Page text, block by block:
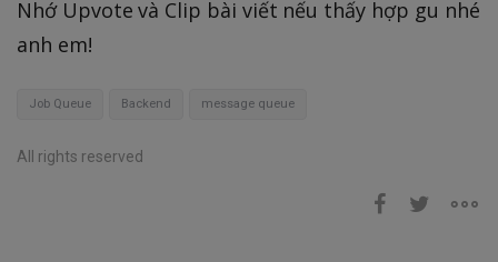
Nhớ Upvote và Clip bài viết nếu thấy hợp gu nhé
anh em!
Job Queue Backend message queue
All rights reserved